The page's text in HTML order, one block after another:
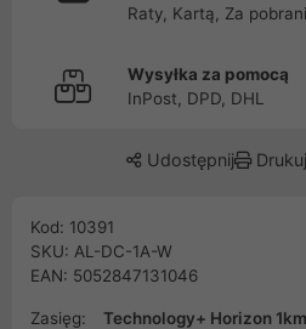
Raty, Kartą, Za
Wysyłka za pomocą
InPost, DPD, DHL
Udostępnij Drukuj
Kod: 10391
SKU: AL-DC-1A-W
EAN: 5052847131046
Zasięg:
Technology+ Horizon 1km